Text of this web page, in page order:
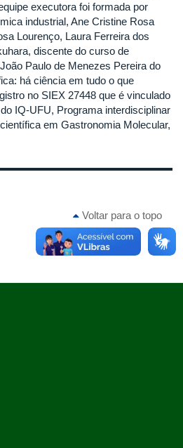
executora foi formada por
industrial, Ane Cristine Rosa
Lourenço, Laura Ferreira dos
discente do curso de
Paulo de Menezes Pereira do
há ciência em tudo o que
no SIEX 27448 que é vinculado
IQ-UFU, Programa interdisciplinar
em Gastronomia Molecular,
Voltar para o topo